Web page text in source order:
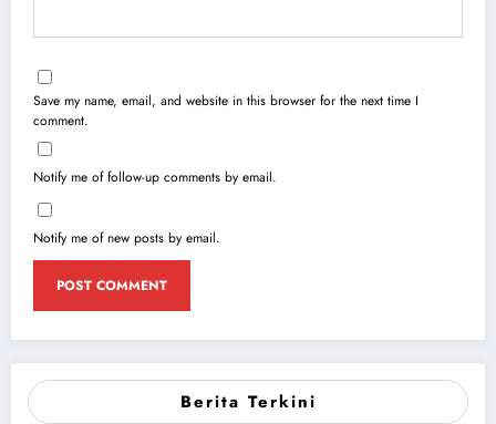
Berita Terkini
Save my name, email, and website in this browser for the next time I
comment.
Notify me of follow-up comments by email.
Notify me of new posts by email.